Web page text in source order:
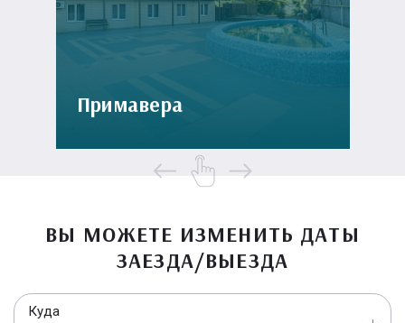
Примавера
ВЫ МОЖЕТЕ ИЗМЕНИТЬ ДАТЫ
ЗАЕЗДА/ВЫЕЗДА
Куда